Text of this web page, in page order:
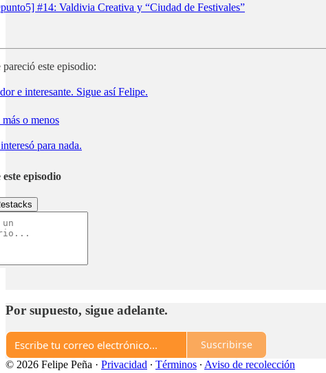
#14: Valdivia Creativa y “Ciudad de Festivales”
este episodio:
e interesante. Sigue así Felipe.
o menos
para nada.
episodio
Por supuesto, sigue adelante.
Suscribirse
© 2026 Felipe Peña · Privacidad ∙ Términos ∙ Aviso de recolección